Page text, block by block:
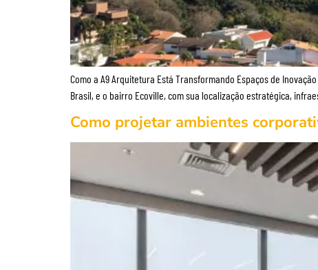
Como a A9 Arquitetura Está Transformando Espaços de
Brasil, e o bairro Ecoville, com sua localização estratégica,
Como projetar ambientes